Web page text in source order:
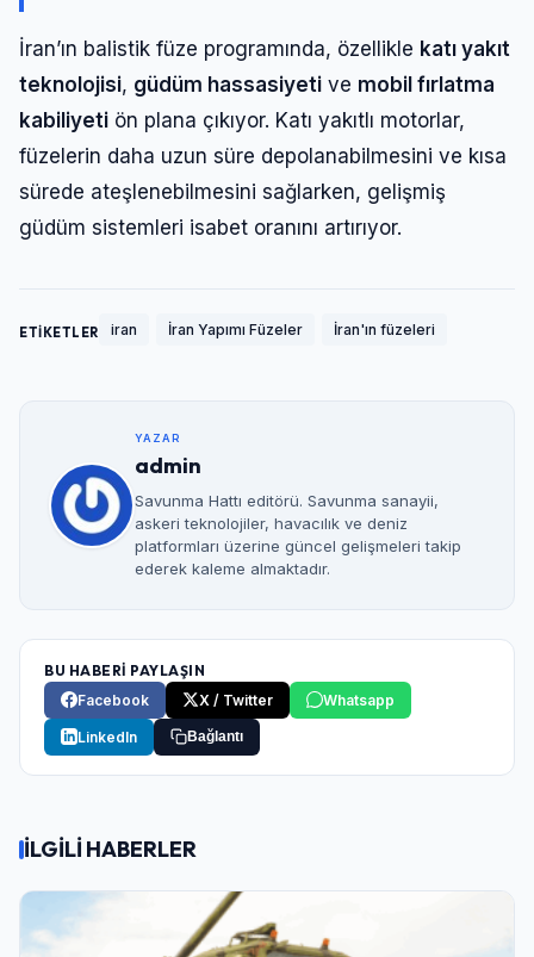
İran’ın balistik füze programında, özellikle katı yakıt
teknolojisi, güdüm hassasiyeti ve mobil fırlatma
kabiliyeti ön plana çıkıyor. Katı yakıtlı motorlar,
füzelerin daha uzun süre depolanabilmesini ve kısa
sürede ateşlenebilmesini sağlarken, gelişmiş
güdüm sistemleri isabet oranını artırıyor.
ETİKETLER iran İran Yapımı Füzeler İran'ın füzeleri
YAZAR
admin
Savunma Hattı editörü. Savunma sanayii,
askeri teknolojiler, havacılık ve deniz
platformları üzerine güncel gelişmeleri takip
ederek kaleme almaktadır.
BU HABERİ PAYLAŞIN
Facebook
X / Twitter Whatsapp
LinkedIn Bağlantı
İLGİLİ HABERLER